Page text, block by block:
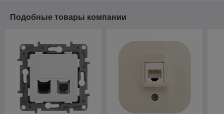
Подобные товары компании